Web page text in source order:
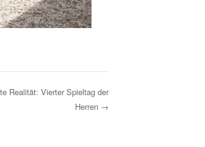
Realität: Vierter Spieltag der
Herren →